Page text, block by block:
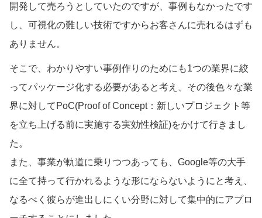
開発して売ろうとしていたのですが、事例もなかったです
し、可視化の難しい技術ですからお客さんに売れるはずも
ありません。
そこで、わかりやすい事例作りのためにも1つの業界に絞
ってパッケージ化する必要があると考え、その後色々な業
界に対してPoC(Proof of Concept：新しいプロジェクト等
を立ち上げる前に実施する実効性検証)をかけて行きまし
た。
また、事業が軌道に乗りつつあっても、Google等の大手
に全て持って行かれるような形にならないようにと考え、
なるべく彼らが進出しにくい分野に対して集中的にアプロ